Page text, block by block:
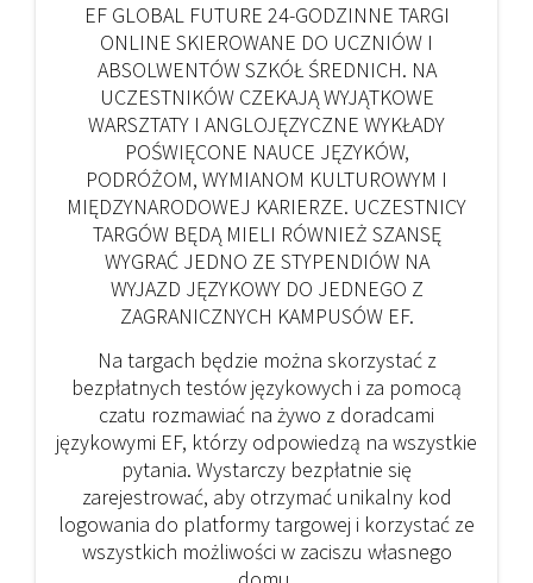
EF GLOBAL FUTURE 24-GODZINNE TARGI
ONLINE SKIEROWANE DO UCZNIÓW I
ABSOLWENTÓW SZKÓŁ ŚREDNICH. NA
UCZESTNIKÓW CZEKAJĄ WYJĄTKOWE
WARSZTATY I ANGLOJĘZYCZNE WYKŁADY
POŚWIĘCONE NAUCE JĘZYKÓW,
PODRÓŻOM, WYMIANOM KULTUROWYM I
MIĘDZYNARODOWEJ KARIERZE. UCZESTNICY
TARGÓW BĘDĄ MIELI RÓWNIEŻ SZANSĘ
WYGRAĆ JEDNO ZE STYPENDIÓW NA
WYJAZD JĘZYKOWY DO JEDNEGO Z
ZAGRANICZNYCH KAMPUSÓW EF.
Na targach będzie można skorzystać z
bezpłatnych testów językowych i za pomocą
czatu rozmawiać na żywo z doradcami
językowymi EF, którzy odpowiedzą na wszystkie
pytania. Wystarczy bezpłatnie się
zarejestrować, aby otrzymać unikalny kod
logowania do platformy targowej i korzystać ze
wszystkich możliwości w zaciszu własnego